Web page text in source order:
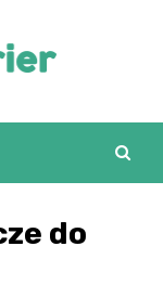
do